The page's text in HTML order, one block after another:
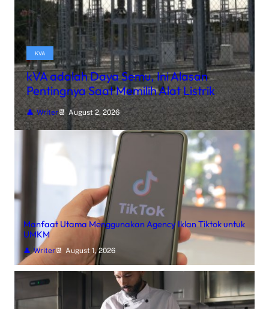
KVA
kVA adalah Daya Semu, Ini Alasan
Pentingnya Saat Memilih Alat Listrik
Writer August 2, 2026
Manfaat Utama Menggunakan Agency Iklan Tiktok untuk
UMKM
Writer August 1, 2026